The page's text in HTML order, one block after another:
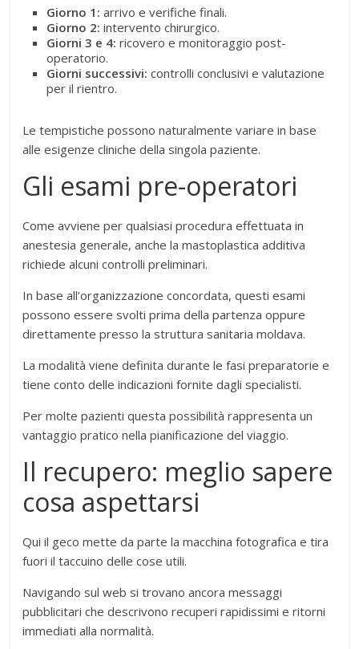
Giorno 1: arrivo e verifiche finali.
Giorno 2: intervento chirurgico.
Giorni 3 e 4: ricovero e monitoraggio post-
operatorio.
Giorni successivi: controlli conclusivi e valutazione
per il rientro.
Le tempistiche possono naturalmente variare in base
alle esigenze cliniche della singola paziente.
Gli esami pre-operatori
Come avviene per qualsiasi procedura effettuata in
anestesia generale, anche la mastoplastica additiva
richiede alcuni controlli preliminari.
In base all’organizzazione concordata, questi esami
possono essere svolti prima della partenza oppure
direttamente presso la struttura sanitaria moldava.
La modalità viene definita durante le fasi preparatorie e
tiene conto delle indicazioni fornite dagli specialisti.
Per molte pazienti questa possibilità rappresenta un
vantaggio pratico nella pianificazione del viaggio.
Il recupero: meglio sapere
cosa aspettarsi
Qui il geco mette da parte la macchina fotografica e tira
fuori il taccuino delle cose utili.
Navigando sul web si trovano ancora messaggi
pubblicitari che descrivono recuperi rapidissimi e ritorni
immediati alla normalità.